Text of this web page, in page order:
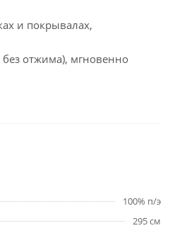
и покрывалах,
отжима), мгновенно
100% п/э
295 см